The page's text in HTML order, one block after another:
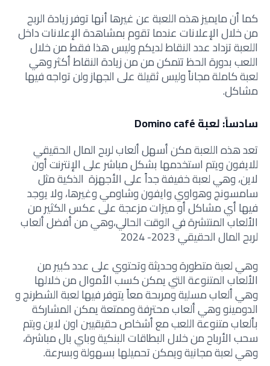
كما أن مايميز هذه اللعبة عن غيرها أنها توفر زيادة الربح
من خلال الإعلانات عندما تقوم بمشاهدة الإعلانات داخل
اللعبة تزداد عدد النقاط لديكم وليس هذا فقط من خلال
اللعب بدورة الحظ تتمكن من من زيادة النقاط أكثر وهي
لعبة كاملة مجاناً وليس ثقيلة على الجهاز ولن تواجه فيها
مشاكل.
سادساً: لعبة Domino café
تعد هذه اللعبةمكن أسهلألعاب لربح المال الحقيقي
للايفونويتم استخدمها بشكل مباشر على الإنترنت أون
لاين، وهي لعبة خفيفة جداً على الأجهزة الذكية مثل
سامسونج وهواوي وايفون وشاومي وغيرها، ولا يوجد
فيها أي مشاكل أو ميزات مزعجة على عكس الكثير من
الألعاب المنتشرة في الوقت الحالي،وهي من أفضلألعاب
لربح المال الحقيقي 2023- 2024
وهي لعبة متطورة وحديثة وتحتوي على عدد كبير من
الألعاب المتنوعة التي يمكن كسب الأموال من خلالها
وهي ألعاب مسلية ومربحة معاً يتوفر فيها لعبة الشطرنج و
الدومينو وهي ألعاب محترفة وممتعة يمكن المشاركة
بألعاب متنوعة اللعب مع أشخاص حقيقيين اون لاين ويتم
سحب الأرباح من خلال البطاقات البنكية وباي بال مباشرة،
وهي لعبة مجانية ويمكن تحميلها بسهولة وبسرعة.